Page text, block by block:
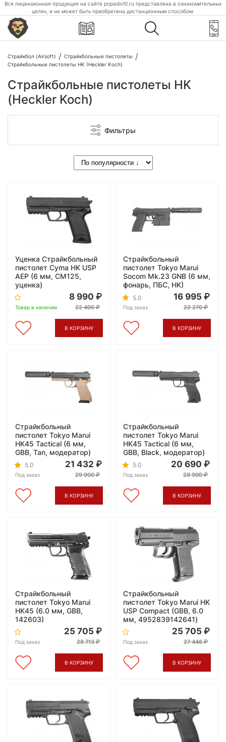
Вся лицензионная продукция на сайте popadiv10.ru представлена в ознакомительных
целях, и не может быть приобретена дистанционным способом.
Страйкбол (Airsoft)
Страйкбольные пистолеты
Страйкбольные пистолеты HK (Heckler Koch)
Страйкбольные пистолеты HK
(Heckler Koch)
Фильтры
Уценка Страйкбольный
пистолет Cyma HK USP
AEP (6 мм, CM125,
уценка)
Товар в наличии
8 990
22 400
В КОРЗИНУ
Страйкбольный
пистолет Tokyo Marui
Socom Mk.23 GNB (6 мм,
фонарь, ПБС, HK)
5.0
Под заказ
16 995
22 270
В КОРЗИНУ
Страйкбольный
пистолет Tokyo Marui
HK45 Tactical (6 мм,
GBB, Tan, модератор)
5.0
Под заказ
21 432
29 900
В КОРЗИНУ
Страйкбольный
пистолет Tokyo Marui
HK45 Tactical (6 мм,
GBB, Black, модератор)
5.0
Под заказ
20 690
28 900
В КОРЗИНУ
Страйкбольный
пистолет Tokyo Marui
HK45 (6.0 мм, GBB,
142603)
Под заказ
25 705
28 713
В КОРЗИНУ
Страйкбольный
пистолет Tokyo Marui HK
USP Compact (GBB, 6.0
мм, 4952839142641)
Под заказ
25 705
27 446
В КОРЗИНУ